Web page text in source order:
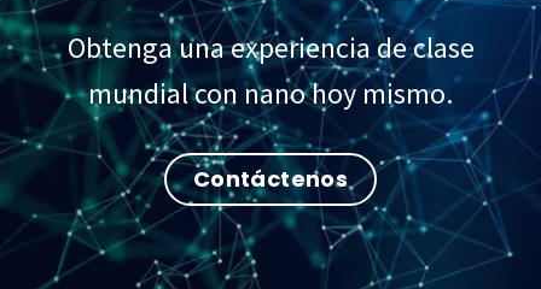
Obtenga una experiencia de clase
mundial con nano hoy mismo.
Contáctenos